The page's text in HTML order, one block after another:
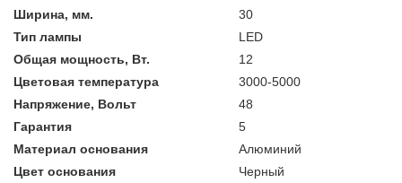
Ширина, мм.
30
Тип лампы
LED
Общая мощность, Вт.
12
Цветовая температура
3000-5000
Напряжение, Вольт
48
Гарантия
5
Материал основания
Алюминий
Цвет основания
Черный